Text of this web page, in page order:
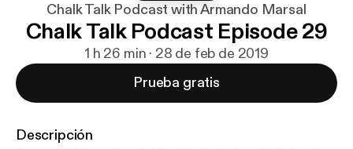
Chalk Talk Podcast with Armando Marsal
Chalk Talk Podcast Episode 29
1 h 26 min · 28 de feb de 2019
Prueba gratis
Descripción